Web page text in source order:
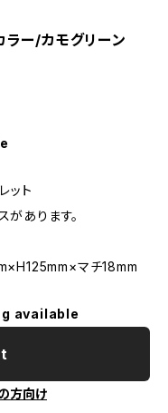
ラー/カモグリーン
ット
あります。
マチ18mm
available
方向け